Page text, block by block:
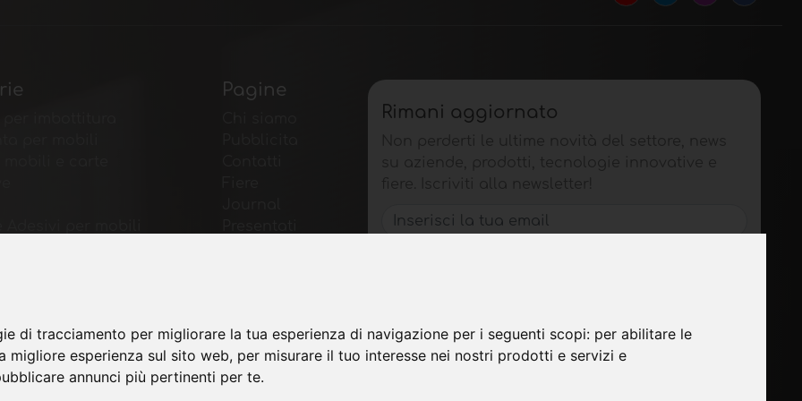
di tracciamento per migliorare la tua esperienza di navigazione per i seguenti scopi: per abilitare le
migliore esperienza sul sito web, per misurare il tuo interesse nei nostri prodotti e servizi e
annunci più pertinenti per te.
tavoli e accessori
e Software per
Pagine
Rimani aggiornato